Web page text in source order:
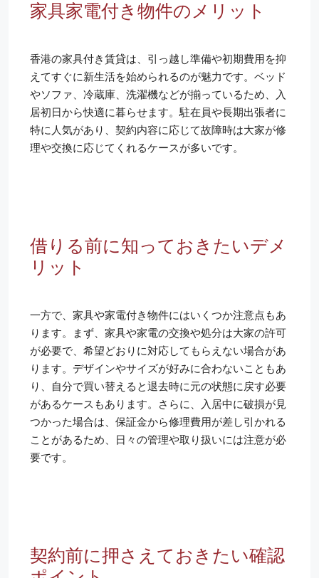
家具家電付き物件のメリット
香港の家具付き賃貸は、引っ越し準備や初期費用を抑
えてすぐに新生活を始められるのが魅力です。ベッド
やソファ、冷蔵庫、洗濯機などが揃っているため、入
居初日から快適に暮らせます。駐在員や長期出張者に
特に人気があり、契約内容に応じて故障時は大家が修
理や交換に応じてくれるケースが多いです。
借りる前に知っておきたいデメ
リット
一方で、家具や家電付き物件にはいくつか注意点もあ
ります。まず、家具や家電の交換や処分は大家の許可
が必要で、希望どおりに対応してもらえない場合があ
ります。デザインやサイズが好みに合わないこともあ
り、自分で買い替えると退去時に元の状態に戻す必要
があるケースもあります。さらに、入居中に破損が見
つかった場合は、保証金から修理費用が差し引かれる
ことがあるため、日々の管理や取り扱いには注意が必
要です。
契約前に押さえておきたい確認